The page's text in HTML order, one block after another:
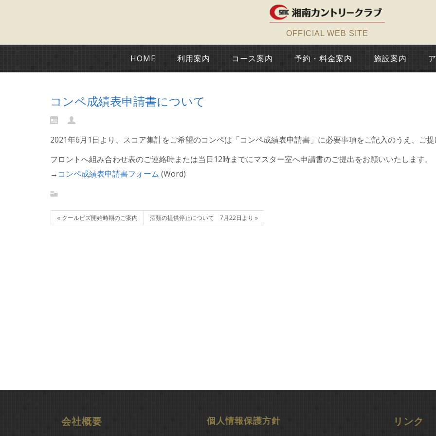
OFFICIAL WEB SITE
HOME 利用案内 コース案内 予約・料金案内 施設案内
コンペ成績表申請書について
2021年6月1日より、スコア集計をご希望のコンペは「コンペ成績表申請書」に必要事項をご記入のうえ、ご
フロントへ組み合わせ表のご連絡時または当日12時までにマスター室へ申請書のご提出をお願いいたします
→ コンペ成績表申請書フォーム (Word)
« クールビズ開始時期のご案内 酒類の提供停止について 7月22日より »
会社概要 個人情報保護方針 リンク